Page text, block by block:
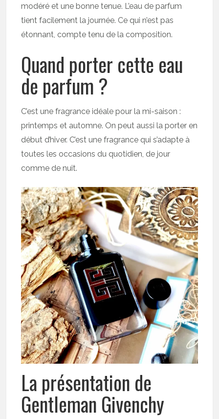
modéré et une bonne tenue. L’eau de parfum
tient facilement la journée. Ce qui n’est pas
étonnant, compte tenu de la composition.
Quand porter cette eau
de parfum ?
C’est une fragrance idéale pour la mi-saison :
printemps et automne. On peut aussi la porter en
début d’hiver. C’est une fragrance qui s’adapte à
toutes les occasions du quotidien, de jour
comme de nuit.
La présentation de
Gentleman Givenchy